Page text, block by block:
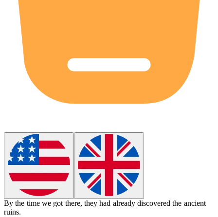
By the time we got there, they had already discovered the ancient
ruins.